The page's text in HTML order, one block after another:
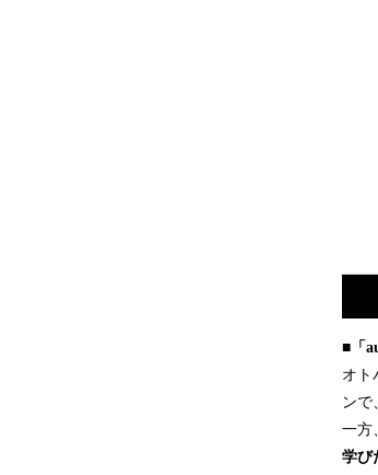
■「
オト
ンで
一方
学び